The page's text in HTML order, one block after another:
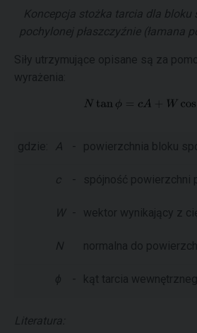
Koncepcja stożka tarcia dla bloku
pochylonej płaszczyźnie (łamana
Siły utrzymujące opisane są za
wyrażenia:
gdzie: A - powierzchnia bloku
c - spójność powierzchni
W - wektor wynikający z
N normalna do
ϕ - kąt tarcia
Literatura: